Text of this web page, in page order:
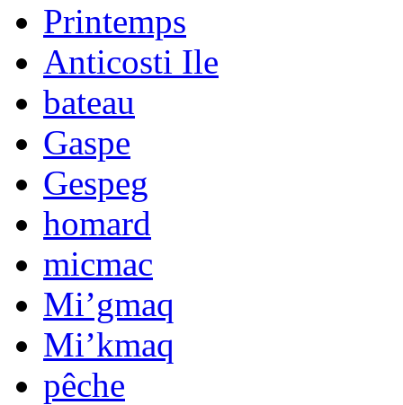
Printemps
Anticosti Ile
bateau
Gaspe
Gespeg
homard
micmac
Mi’gmaq
Mi’kmaq
pêche